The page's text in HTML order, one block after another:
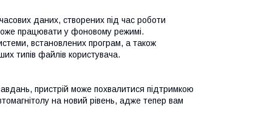
даних, створених під час роботи
працювати у фоновому режимі.
встановлених програм, а також
типів файлів користувача.
пристрій може похвалитися підтримкою
на новий рівень, адже тепер вам